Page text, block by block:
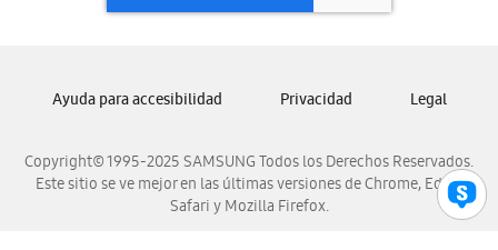
Samsung Panamá
Samsung Venezuela
Copyright© 1995-2025 SAMSUNG Todos los Derechos Reservados.
Este sitio se ve mejor en las últimas versiones de Chrome, Edge,
Safari y Mozilla Firefox.
Ayuda para accesibilidad Privacidad Legal